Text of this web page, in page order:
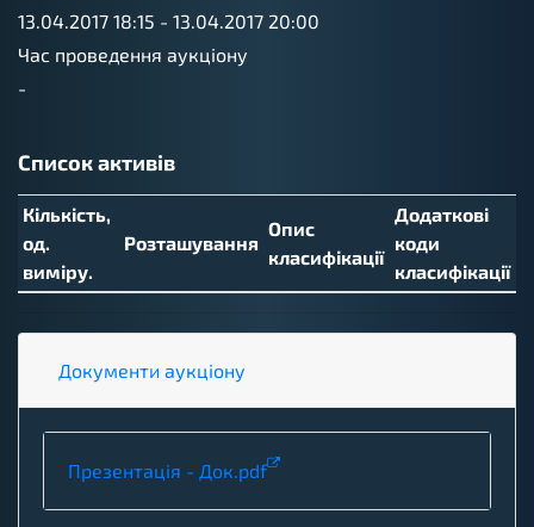
13.04.2017 18:15 - 13.04.2017 20:00
Час проведення аукціону
-
Список активів
Кількість,
од.
виміру.
Розташування
Опис
класифікації
Додаткові
коди
класифікації
Документи аукціону
Презентація - Док.pdf